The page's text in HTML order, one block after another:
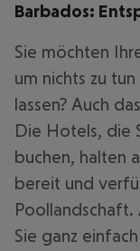
Barbados:
Sie möchten
um nichts zu
lassen? Auch
Die Hotels, die
buchen, halten
bereit und
Poollandschaft.
Sie ganz